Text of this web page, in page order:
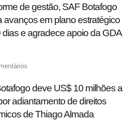
de gestão, SAF Botafogo
avanços em plano estratégico
dias e agradece apoio da GDA
deve US$ 10 milhões a
adiantamento de direitos
de Thiago Almada